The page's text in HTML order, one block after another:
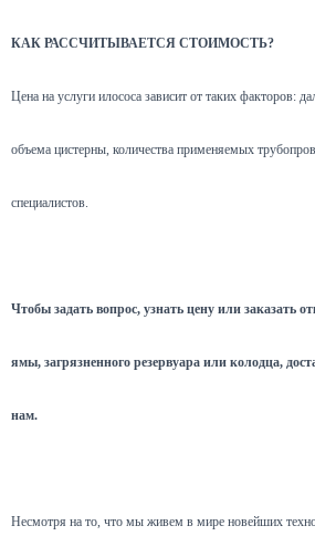
КАК РАССЧИТЫВАЕТСЯ СТОИМОСТЬ?
Цена на услуги илососа зависит от таких факторов:
объема цистерны, количества применяемых
специалистов.
Чтобы задать вопрос, узнать цену или заказать
ямы, загрязненного резервуара или колодца,
нам.
Несмотря на то, что мы живем в мире новейших